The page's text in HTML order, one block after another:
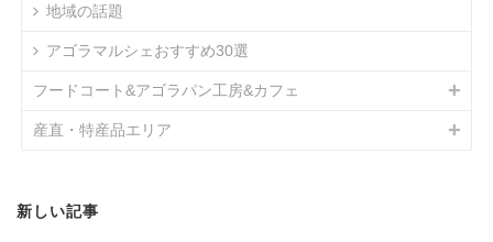
地域の話題
アゴラマルシェおすすめ30選
フードコート&アゴラパン工房&カフェ
産直・特産品エリア
新しい記事